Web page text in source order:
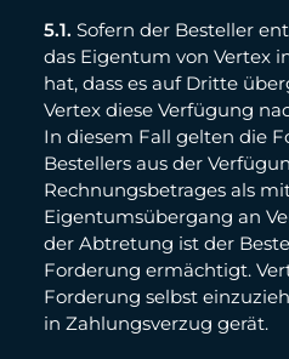
5.1. Sofern der Besteller
das Eigentum von Vertex
hat, dass es auf Dritte
Vertex diese Verfügung
In diesem Fall gelten die
Bestellers aus der
Rechnungsbetrages als
Eigentumsübergang an
der Abtretung ist der
Forderung ermächtigt.
Forderung selbst
in Zahlungsverzug gerät.